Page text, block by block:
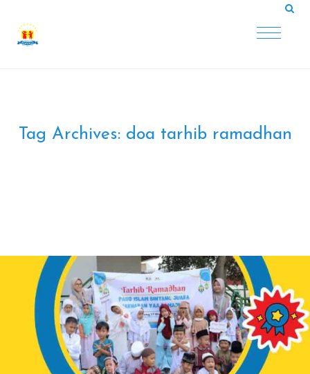
Tag Archives: doa tarhib ramadhan